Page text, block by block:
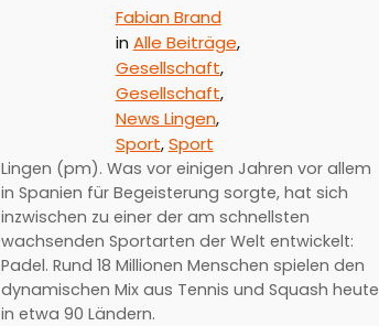
Fabian Brand
in Alle Beiträge,
Gesellschaft,
Gesellschaft,
News Lingen,
Sport, Sport
Lingen (pm). Was vor einigen Jahren vor allem
in Spanien für Begeisterung sorgte, hat sich
inzwischen zu einer der am schnellsten
wachsenden Sportarten der Welt entwickelt:
Padel. Rund 18 Millionen Menschen spielen den
dynamischen Mix aus Tennis und Squash heute
in etwa 90 Ländern.